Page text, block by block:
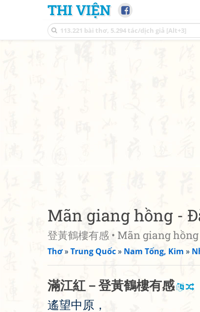
THI VIỆN
Mãn giang hồng -
登黃鶴樓有感 • Mãn giang
Thơ»Trung Quốc» Nam Tống, Kim »
滿江紅 － 登黃鶴樓有感
遙望中 原 ，